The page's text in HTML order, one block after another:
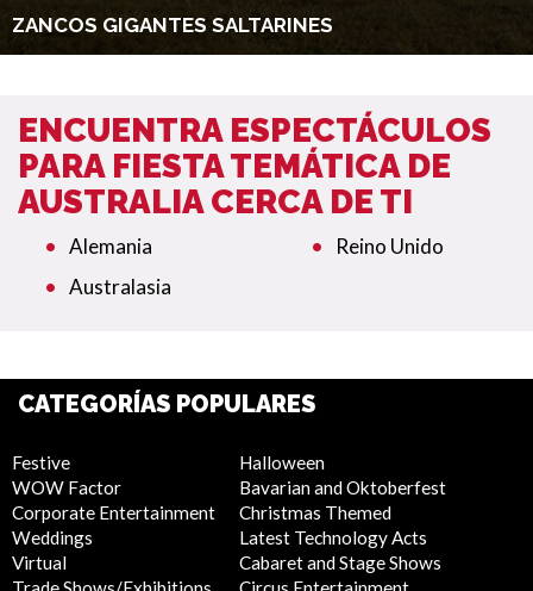
ZANCOS GIGANTES SALTARINES
ENCUENTRA ESPECTÁCULOS
PARA FIESTA TEMÁTICA DE
AUSTRALIA CERCA DE TI
Alemania
Australasia
Reino Unido
CATEGORÍAS POPULARES
Festive
WOW Factor
Corporate Entertainment
Weddings
Virtual
Halloween
Bavarian and Oktoberfest
Christmas Themed
Latest Technology Acts
Cabaret and Stage Shows